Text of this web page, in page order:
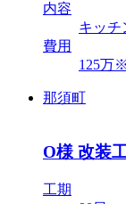
内容
キッチ
費用
125万
那須町
O様 改装
工期